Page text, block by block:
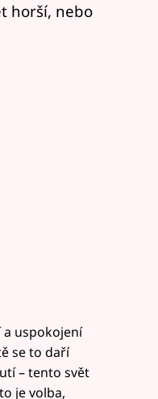
horší, nebo
a uspokojení
se to daří
– tento svět
je volba,